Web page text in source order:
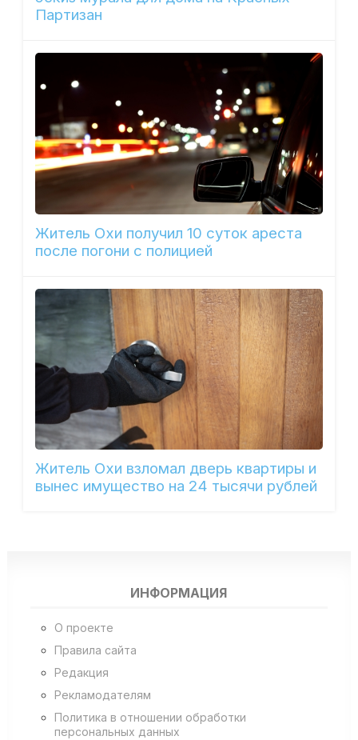
Партизан
Житель Охи получил 10 суток ареста
после погони с полицией
Житель Охи взломал дверь квартиры и
вынес имущество на 24 тысячи рублей
ИНФОРМАЦИЯ
О проекте
Правила сайта
Редакция
Рекламодателям
Политика в отношении обработки
персональных данных